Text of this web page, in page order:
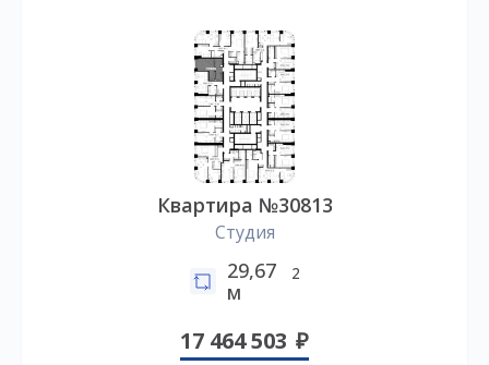
Квартира №30813
Студия
29,67
м
2
17 464 503